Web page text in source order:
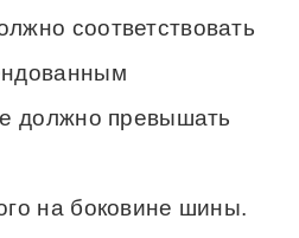
соответствовать
должно превышать
на боковине шины.